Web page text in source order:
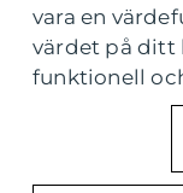
vara en
värdet på ditt
funktionell